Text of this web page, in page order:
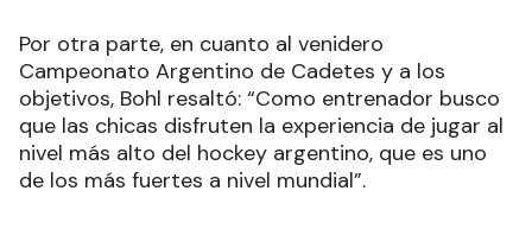
Por otra parte, en cuanto al venidero
Campeonato Argentino de Cadetes y a los
objetivos, Bohl resaltó: “Como entrenador busco
que las chicas disfruten la experiencia de jugar al
nivel más alto del hockey argentino, que es uno
de los más fuertes a nivel mundial”.